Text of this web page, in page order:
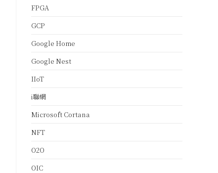
FPGA
GCP
Google Home
Google Nest
IIoT
i聯網
Microsoft Cortana
NFT
O2O
OIC